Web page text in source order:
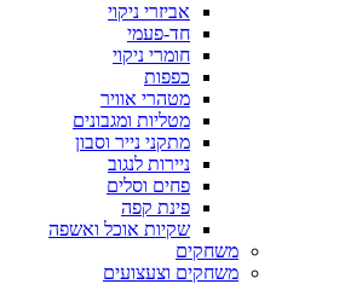
אביזרי ניקוי
חד-פעמי
חומרי ניקוי
כפפות
מטהרי אוויר
מטליות ומגבונים
מתקני נייר וסבון
ניירות לנגוב
פחים וסלים
פינת קפה
שקיות אוכל ואשפה
משחקים
משחקים וצעצועים